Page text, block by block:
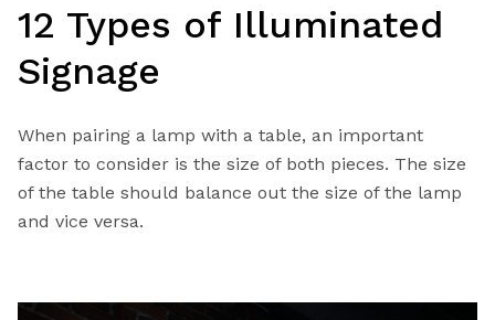
12 Types of Illuminated
Signage
When pairing a lamp with a table, an important
factor to consider is the size of both pieces. The size
of the table should balance out the size of the lamp
and vice versa.